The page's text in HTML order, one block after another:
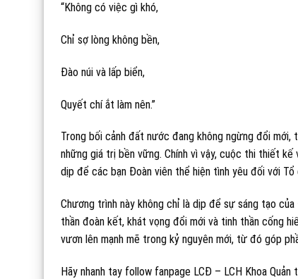
“Không có việc gì khó,
Chỉ sợ lòng không bền,
Đào núi và lấp biển,
Quyết chí ắt làm nên.”
Trong bối cảnh đất nước đang không ngừng đổi
những giá trị bền vững. Chính vì vậy, cuộc thi thiết
dịp để các bạn Đoàn viên thể hiện tình yêu đối với
Chương trình này không chỉ là dịp để sự sáng tạo
thần đoàn kết, khát vọng đổi mới và tinh thần cống
vươn lên mạnh mẽ trong kỷ nguyên mới, từ đó góp
Hãy nhanh tay follow fanpage LCĐ – LCH Khoa